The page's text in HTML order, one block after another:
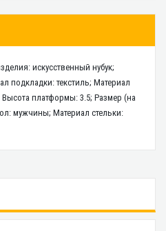
искусственный нубук;
подкладки: текстиль; Материал
платформы: 3.5; Размер (на
мужчины; Материал стельки: